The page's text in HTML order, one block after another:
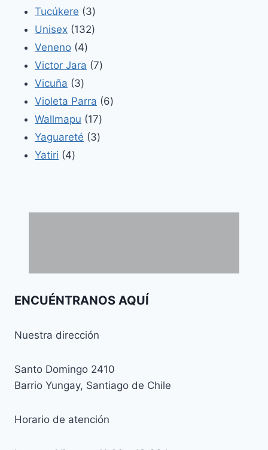
Tucúkere 33
productos
Unisex 132132
Veneno 44
productos
Victor Jara 77
Vicuña 33
productos
Violeta Parra 66
Wallmapu 1717
productos
Yaguareté 33
Yatiri 44
ENCUÉNTRANOS AQUÍ
Nuestra dirección
Santo Domingo 2410
Barrio Yungay, Santiago de Chile
Horario de atención